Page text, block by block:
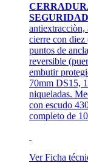
antiextracciòn,
cierre con diez
puntos de
reversible
embutir
70mm DS15,
niqueladas.
con escudo
completo de
Ver Ficha